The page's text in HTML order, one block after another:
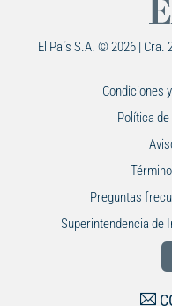
El País S.A. © 2026 | Cra.
Condiciones
Política
Preguntas
Superintendencia de